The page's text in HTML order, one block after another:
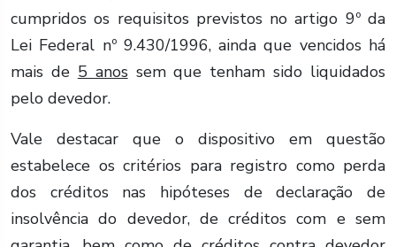
cumpridos os requisitos previstos no artigo 9º da
Lei Federal nº 9.430/1996, ainda que vencidos há
mais de 5 anos sem que tenham sido liquidados
pelo devedor.
Vale destacar que o dispositivo em questão
estabelece os critérios para registro como perda
dos créditos nas hipóteses de declaração de
insolvência do devedor, de créditos com e sem